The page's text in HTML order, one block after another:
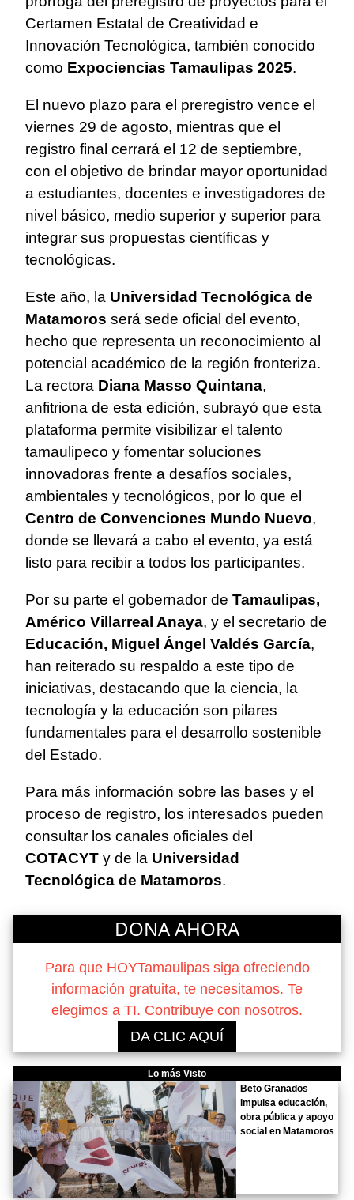
Certamen Estatal de Creatividad e
Innovación Tecnológica, también conocido
como Expociencias Tamaulipas 2025.
El nuevo plazo para el preregistro vence el
viernes 29 de agosto, mientras que el
registro final cerrará el 12 de septiembre,
con el objetivo de brindar mayor oportunidad
a estudiantes, docentes e investigadores de
nivel básico, medio superior y superior para
integrar sus propuestas científicas y
tecnológicas.
Este año, la Universidad Tecnológica de
Matamoros será sede oficial del evento,
hecho que representa un reconocimiento al
potencial académico de la región fronteriza.
La rectora Diana Masso Quintana,
anfitriona de esta edición, subrayó que esta
plataforma permite visibilizar el talento
tamaulipeco y fomentar soluciones
innovadoras frente a desafíos sociales,
ambientales y tecnológicos, por lo que el
Centro de Convenciones Mundo Nuevo,
donde se llevará a cabo el evento, ya está
listo para recibir a todos los participantes.
Por su parte el gobernador de Tamaulipas,
Américo Villarreal Anaya, y el secretario de
Educación, Miguel Ángel Valdés García,
han reiterado su respaldo a este tipo de
iniciativas, destacando que la ciencia, la
tecnología y la educación son pilares
fundamentales para el desarrollo sostenible
del Estado.
Para más información sobre las bases y el
proceso de registro, los interesados pueden
consultar los canales oficiales del
COTACYT y de la Universidad
Tecnológica de Matamoros.
DONA AHORA
Para que HOYTamaulipas siga ofreciendo
información gratuita, te necesitamos. Te
elegimos a TI. Contribuye con nosotros.
DA CLIC AQUÍ
Lo más Visto
Beto Granados
impulsa educación,
obra pública y apoyo
social en Matamoros